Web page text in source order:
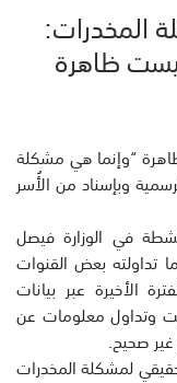
المخدرات:
ظاهرة
“وإنما هي مشكلة
وبإسناد من الأُسر
في الوزارة فيصل
بعض القنوات
الأخيرة عبر بيانات
وتداول معلومات عن
صحيح.
لمشكلة المخدرات